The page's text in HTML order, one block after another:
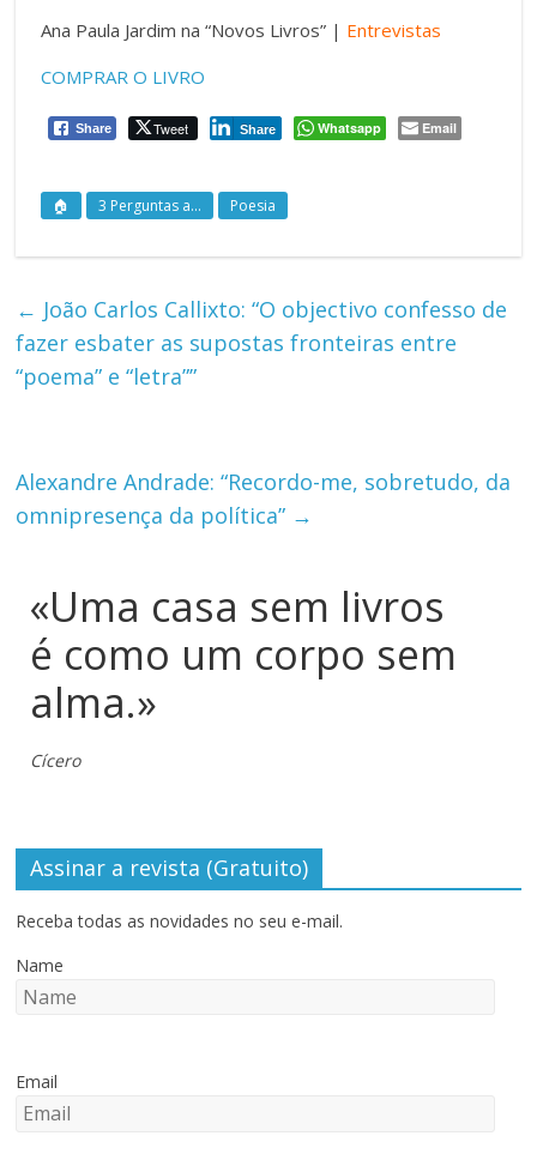
Ana Paula Jardim na “Novos Livros” | Entrevistas
COMPRAR O LIVRO
Share Tweet Share Whatsapp Email
🏠 3 Perguntas a... Poesia
← João Carlos Callixto: “O objectivo confesso de
fazer esbater as supostas fronteiras entre
“poema” e “letra””
Alexandre Andrade: “Recordo-me, sobretudo, da
omnipresença da política” →
«Uma casa sem livros
é como um corpo sem
alma.»
Cícero
Assinar a revista (Gratuito)
Receba todas as novidades no seu e-mail.
Name
Email